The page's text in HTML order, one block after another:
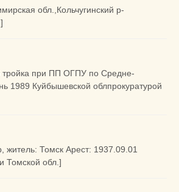
обл.,Кольчугинский р-
тройка при ПП ОГПУ по Средне-
1989 Куйбышевской облпрокуратурой
Томск Арест: 1937.09.01
Томской обл.]